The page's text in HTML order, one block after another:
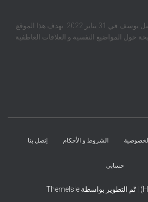
تم إنشاء موقع الكوتش خليل يوسف في 31 يناير 2022. يهدف هذا الموقع
حول المواضيع النفسية و العلاقات العاطفية
الشروط و الأحكام إتصل بنا
حسابي
ThemeIsle